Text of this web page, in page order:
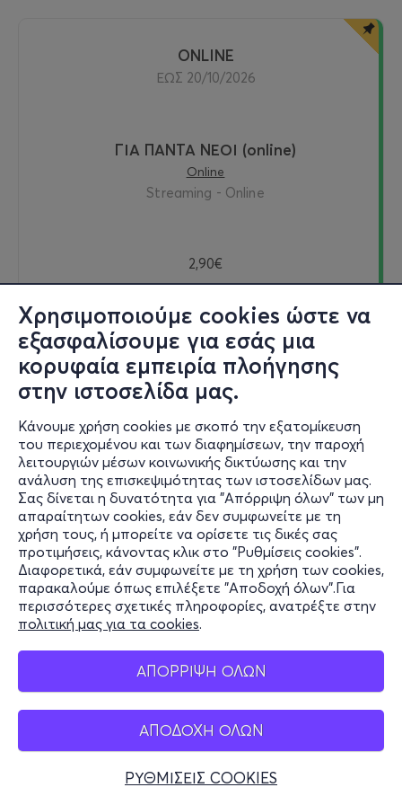
Χρησιμοποιούμε cookies ώστε να
εξασφαλίσουμε για εσάς μια
κορυφαία εμπειρία πλοήγησης
στην ιστοσελίδα μας.
Κάνουμε χρήση cookies με σκοπό την εξατομίκευση
του περιεχομένου και των διαφημίσεων, την παροχή
λειτουργιών μέσων κοινωνικής δικτύωσης και την
ανάλυση της επισκεψιμότητας των ιστοσελίδων μας.
Σας δίνεται η δυνατότητα για "Απόρριψη όλων" των μη
απαραίτητων cookies, εάν δεν συμφωνείτε με τη
χρήση τους, ή μπορείτε να ορίσετε τις δικές σας
προτιμήσεις, κάνοντας κλικ στο "Ρυθμίσεις cookies".
Διαφορετικά, εάν συμφωνείτε με τη χρήση των cookies,
παρακαλούμε όπως επιλέξετε "Αποδοχή όλων".Για
περισσότερες σχετικές πληροφορίες, ανατρέξτε στην
πολιτική μας για τα cookies.
ΑΠΟΡΡΙΨΗ ΟΛΩΝ
ΑΠΟΔΟΧΗ ΟΛΩΝ
ΡΥΘΜΙΣΕΙΣ COOKIES
ONLINE
ΕΩΣ 20/10/2026
ΓΙΑ ΠΑΝΤΑ ΝΕΟΙ (online)
Online
Streaming - Online
2,90€
Δείτε online
Εισιτήρια